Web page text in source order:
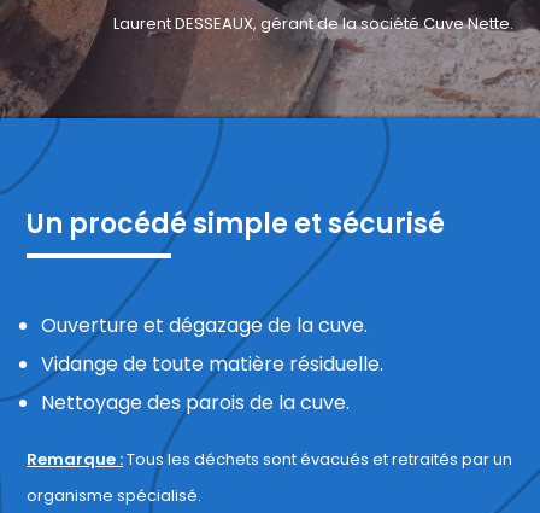
Laurent DESSEAUX, gérant de la société Cuve Nette.
Un procédé simple et sécurisé
Ouverture et dégazage de la cuve.
Vidange de toute matière résiduelle.
Nettoyage des parois de la cuve.
Remarque :Tous les déchets sont évacués et retraités par un
organisme spécialisé.